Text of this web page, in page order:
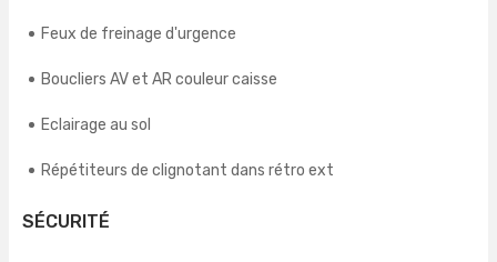
Feux de freinage d'urgence
Boucliers AV et AR couleur caisse
Eclairage au sol
Répétiteurs de clignotant dans rétro ext
SÉCURITÉ